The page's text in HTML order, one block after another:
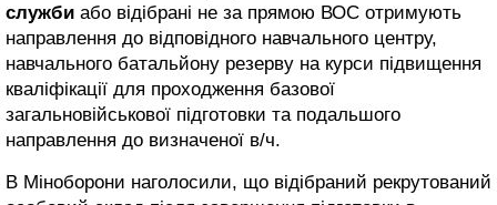
служби або відібрані не за прямою ВОС отримують
направлення до відповідного навчального центру,
навчального батальйону резерву на курси підвищення
кваліфікації для проходження базової
загальновійськової підготовки та подальшого
направлення до визначеної в/ч.
В Міноборони наголосили, що відібраний рекрутований